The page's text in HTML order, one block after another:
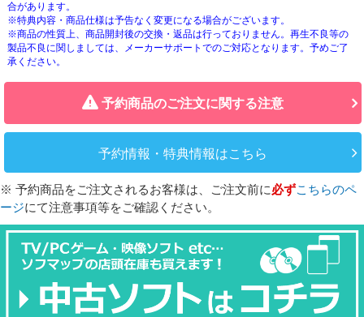
合があります。
※特典内容・商品仕様は予告なく変更になる場合がございます。
※商品の性質上、商品開封後の交換・返品は行っておりません。再生不良等の
製品不良に関しましては、メーカーサポートでのご対応となります。予めご了
承ください。
予約商品のご注文に関する注意
予約情報・特典情報はこちら
※ 予約商品をご注文されるお客様は、ご注文前に必ずこちらのペ
ージにて注意事項等をご確認ください。